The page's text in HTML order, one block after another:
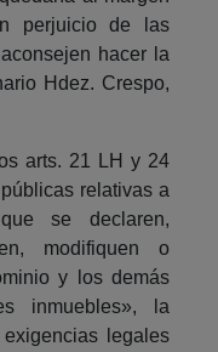
perjuicio de las
hacer la
Hdez. Crespo,
arts. 21 LH y 24
relativas a
se declaren,
modifiquen o
y los demás
inmuebles», la
legales